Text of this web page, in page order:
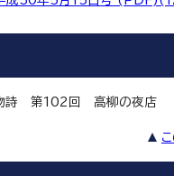
詩 第102回 高柳の夜店